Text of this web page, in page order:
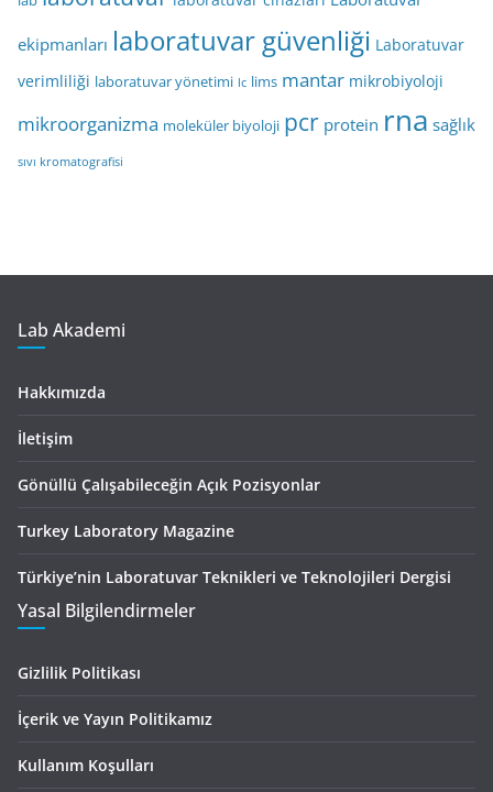
ekipmanları laboratuvar güvenliği Laboratuvar
verimliliği laboratuvar yönetimi lc lims mantar mikrobiyoloji
mikroorganizma moleküler biyoloji pcr protein rna sağlık
sıvı kromatografisi
Lab Akademi
Hakkımızda
İletişim
Gönüllü Çalışabileceğin Açık Pozisyonlar
Turkey Laboratory Magazine
Türkiye’nin Laboratuvar Teknikleri ve Teknolojileri Dergisi
Yasal Bilgilendirmeler
Gizlilik Politikası
İçerik ve Yayın Politikamız
Kullanım Koşulları